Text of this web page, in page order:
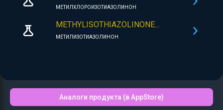
МЕТИЛХЛОРОИЗОТИАЗОЛИНОН
METHYLISOTHIAZOLINONE...
МЕТИЛИЗОТИАЗОЛИНОН
Аналоги продукта (в AppStore)